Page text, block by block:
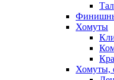
Хомуты
Хомуты,